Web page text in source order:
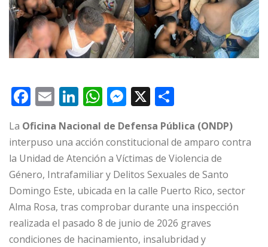
F
a
c
e
b
o
o
k
E
m
ai
l
Li
n
k
e
dI
n
W
h
at
s
A
p
p
M
e
ss
e
n
g
e
r
X
o
m
p
ar
ti
r
La Oficina Nacional de Defensa Pública (ONDP)
interpuso una acción constitucional de amparo contra
la Unidad de Atención a Víctimas de Violencia de
Género, Intrafamiliar y Delitos Sexuales de Santo
Domingo Este, ubicada en la calle Puerto Rico, sector
Alma Rosa, tras comprobar durante una inspección
realizada el pasado 8 de junio de 2026 graves
condiciones de hacinamiento, insalubridad y